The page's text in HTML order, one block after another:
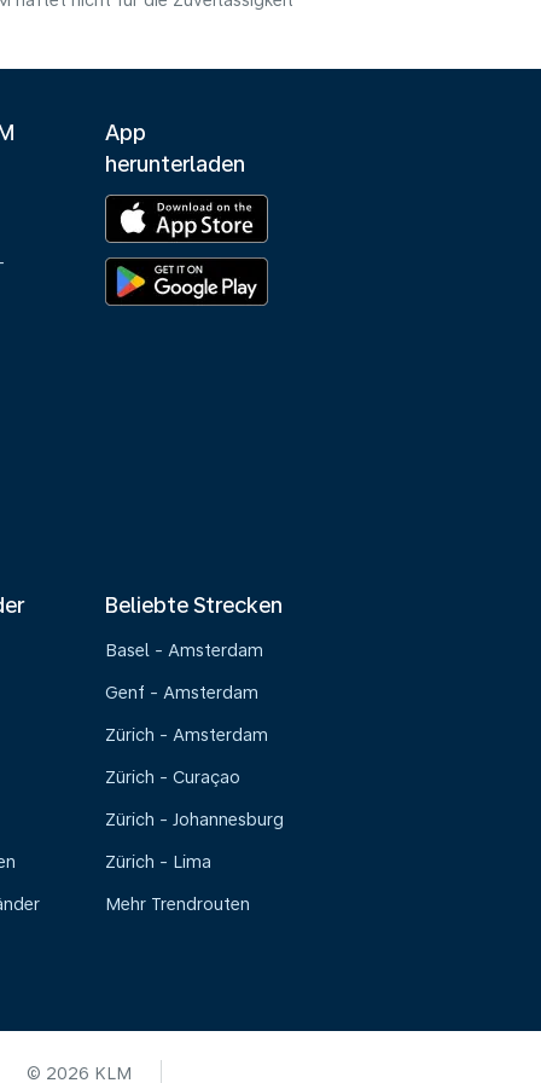
App
herunterladen
Beliebte Strecken
Basel - Amsterdam
Genf - Amsterdam
Zürich - Amsterdam
Zürich - Curaçao
Zürich - Johannesburg
Zürich - Lima
Mehr Trendrouten
© 2026 KLM